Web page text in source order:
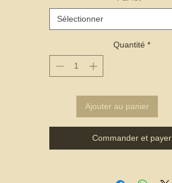
Sélectionner
Quantité *
Ajouter au panier
Commander et payer